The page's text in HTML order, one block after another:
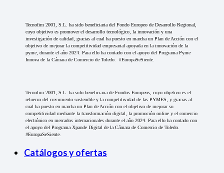
Tecnofim 2001, S.L. ha sido beneficiaria del Fondo Europeo de Desarrollo Regional,
cuyo objetivo es promover el desarrollo tecnológico, la innovación y una
investigación de calidad, gracias al cual ha puesto en marcha un Plan de Acción con el
objetivo de mejorar la competitividad empresarial apoyada en la innovación de la
pyme, durante el año 2024. Para ello ha contado con el apoyo del Programa Pyme
Innova de la Cámara de Comercio de Toledo. #EuropaSeSiente.
Tecnofim 2001, S.L. ha sido beneficiaria de Fondos Europeos, cuyo objetivo es el
refuerzo del crecimiento sostenible y la competitividad de las PYMES, y gracias al
cual ha puesto en marcha un Plan de Acción con el objetivo de mejorar su
competitividad mediante la transformación digital, la promoción online y el comercio
electrónico en mercados internacionales durante el año 2024. Para ello ha contado con
el apoyo del Programa Xpande Digital de la Cámara de Comercio de Toledo.
#EuropaSeSiente.
Catálogos y ofertas